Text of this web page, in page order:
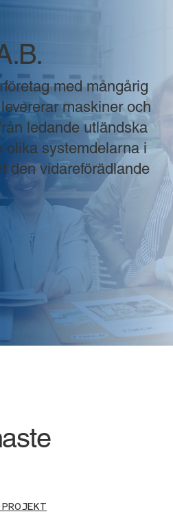
med mångårig
maskiner och
ledande utländska
olika systemdelarna i
den vidareförädlande